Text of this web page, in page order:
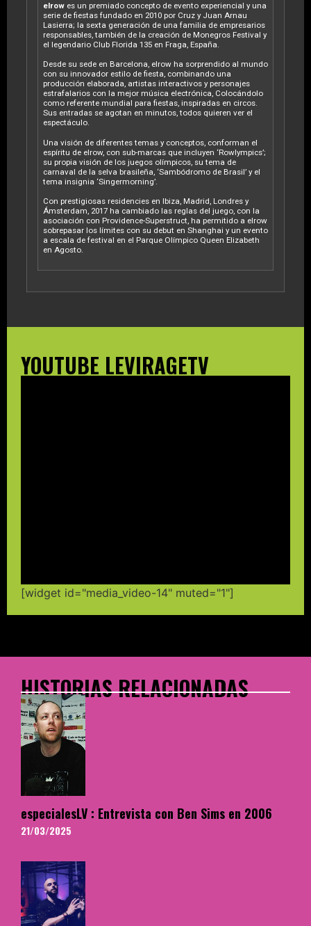
elrow es un premiado concepto de evento experiencial y una
serie de fiestas fundado en 2010 por Cruz y Juan Arnau
Lasierra; la sexta generación de una familia de empresarios
responsables, también de la creación de Monegros Festival y
el legendario Club Florida 135 en Fraga, España.
Desde su sede en Barcelona, elrow ha sorprendido al mundo
con su innovador estilo de fiesta, combinando una
producción elaborada, artistas interactivos y personajes
estrafalarios con la mejor música electrónica, Colocándolo
como referente mundial para fiestas, inspiradas en circos.
Sus entradas se agotan en minutos, todos quieren ver el
espectáculo.
Una visión de diferentes temas y conceptos, conforman el
espíritu de elrow, con sub-marcas que incluyen ‘Rowlympics’;
su propia visión de los juegos olímpicos, su tema de
carnaval de la selva brasileña, ‘Sambódromo de Brasil’ y el
tema insignia ‘Singermorning’.
Con prestigiosas residencies en Ibiza, Madrid, Londres y
Ámsterdam, 2017 ha cambiado las reglas del juego, con la
asociación con Providence-Superstruct, ha permitido a elrow
sobrepasar los límites con su debut en Shanghai y un evento
a escala de festival en el Parque Olímpico Queen Elizabeth
en Agosto.
YOUTUBE LEVIRAGETV
[widget id="media_video-14" muted="1"]
HISTORIAS RELACIONADAS
especialesLV : Entrevista con Ben Sims en 2006
21/03/2025